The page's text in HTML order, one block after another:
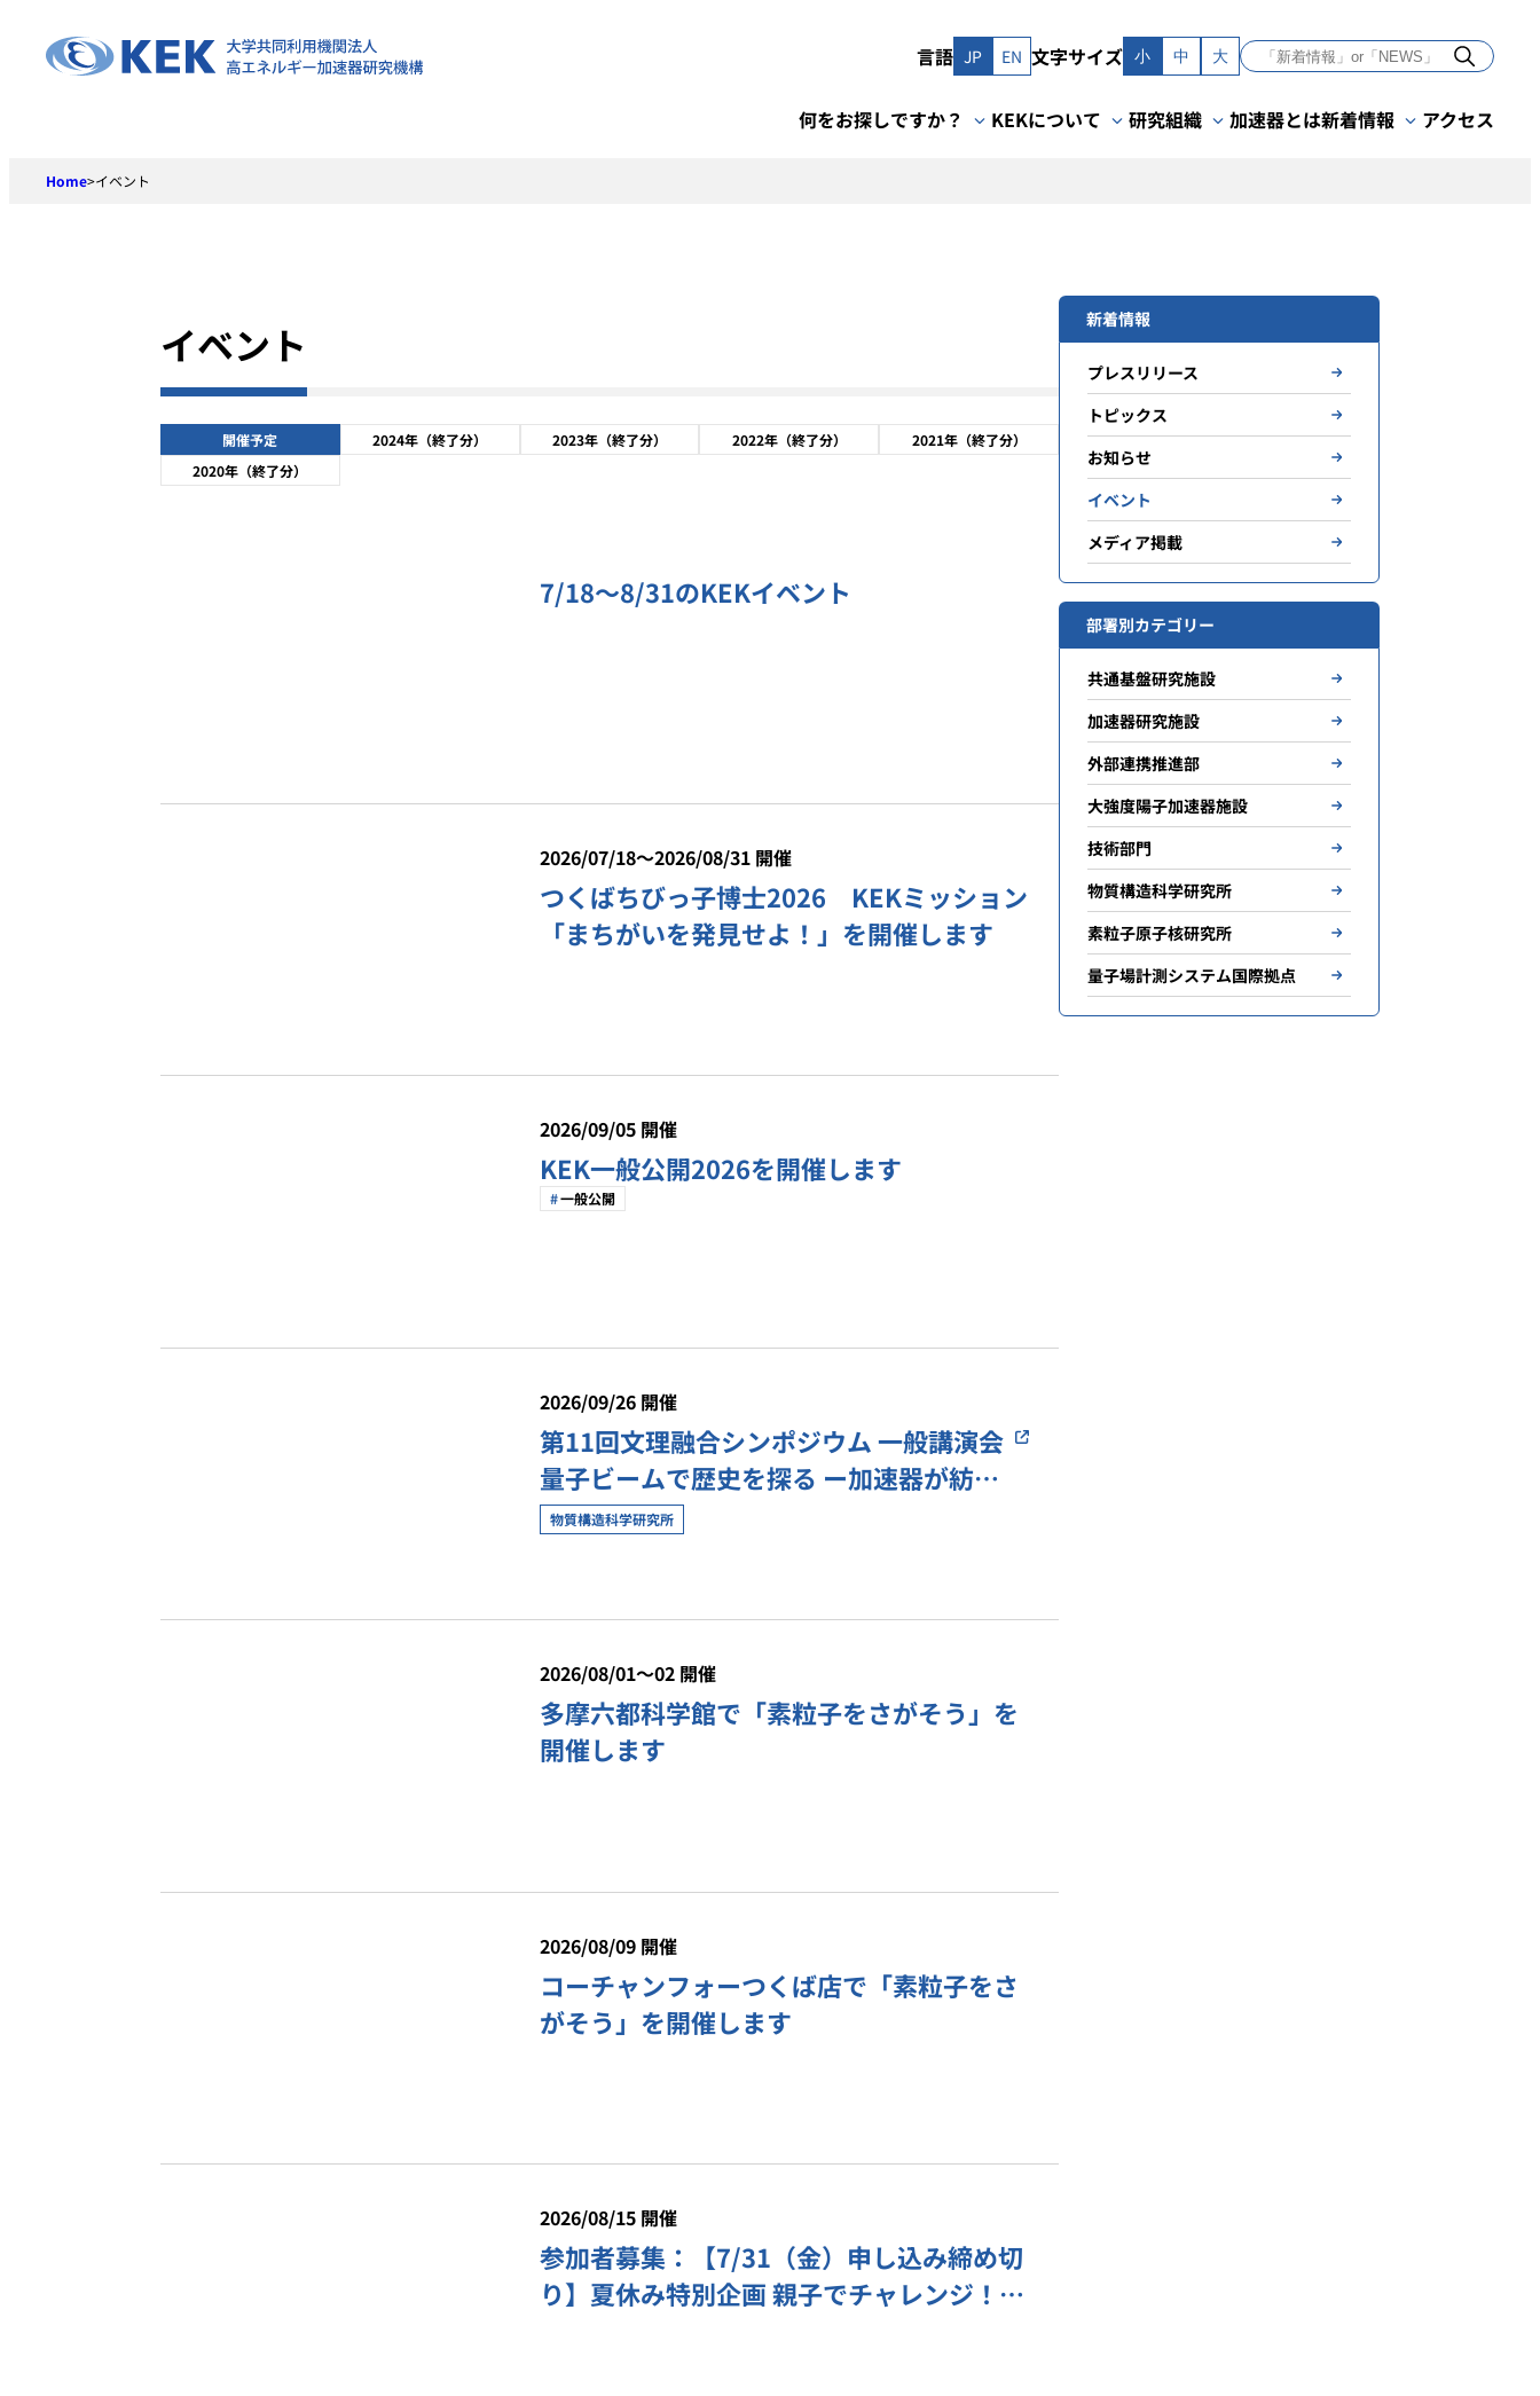
言語 JP EN 文字サイズ 小 中 大
何をお探しですか？ KEKについて 研究組織 加速器とは新着情報 アクセス
Home>イベント
イベント
開催予定 2024年（終了分） 2023年（終了分） 2022年（終了分）
2021年（終了分）
2020年（終了分）
7/18〜8/31のKEKイベント
2026/07/18～2026/08/31 開催
つくばちびっ子博士2026 KEKミッション
「まちがいを発見せよ！」を開催します
2026/09/05 開催
KEK一般公開2026を開催します
一般公開
2026/09/26 開催
第11回文理融合シンポジウム 一般講演会
量子ビームで歴史を探る ー加速器が紡ぐ
文理融合の地平ー【物構研トピックス】
物質構造科学研究所
2026/08/01～02 開催
多摩六都科学館で「素粒子をさがそう」を
開催します
2026/08/09 開催
コーチャンフォーつくば店で「素粒子をさ
がそう」を開催します
2026/08/15 開催
参加者募集：【7/31（金）申し込み締め切
り】夏休み特別企画 親子でチャレンジ！
新着情報
プレスリリース
トピックス
お知らせ
イベント
メディア掲載
部署別カテゴリー
共通基盤研究施設
加速器研究施設
外部連携推進部
大強度陽子加速器施設
技術部門
物質構造科学研究所
素粒子原子核研究所
量子場計測システム国際拠点